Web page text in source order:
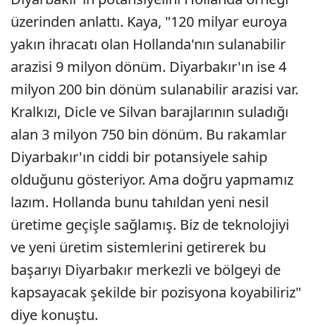
üzerinden anlattı. Kaya, "120 milyar euroya
yakın ihracatı olan Hollanda'nın sulanabilir
arazisi 9 milyon dönüm. Diyarbakır'ın ise 4
milyon 200 bin dönüm sulanabilir arazisi var.
Kralkızı, Dicle ve Silvan barajlarının suladığı
alan 3 milyon 750 bin dönüm. Bu rakamlar
Diyarbakır'ın ciddi bir potansiyele sahip
olduğunu gösteriyor. Ama doğru yapmamız
lazım. Hollanda bunu tahıldan yeni nesil
üretime geçişle sağlamış. Biz de teknolojiyi
ve yeni üretim sistemlerini getirerek bu
başarıyı Diyarbakır merkezli ve bölgeyi de
kapsayacak şekilde bir pozisyona koyabiliriz"
diye konuştu.